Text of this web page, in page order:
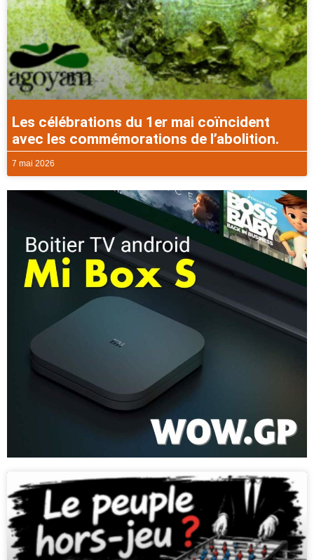
Les célébrations du 1er mai coïncident
avec les commémorations de l’abolition.
7 mai 2026